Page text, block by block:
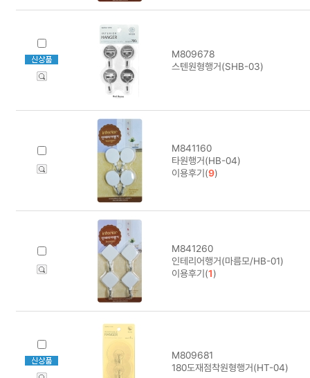
M809678
스텐원형행거(SHB-03)
M841160
타원행거(HB-04)
이용후기(9)
M841260
인테리어행거(마름모/HB-01)
이용후기(1)
M809681
180도재점착원형행거(HT-04)